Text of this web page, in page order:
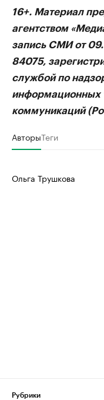
16+. Материал
агентством
запись СМИ от
84075,
службой по
информационных
коммуникаций
АвторыТеги
Ольга Трушкова
Рубрики